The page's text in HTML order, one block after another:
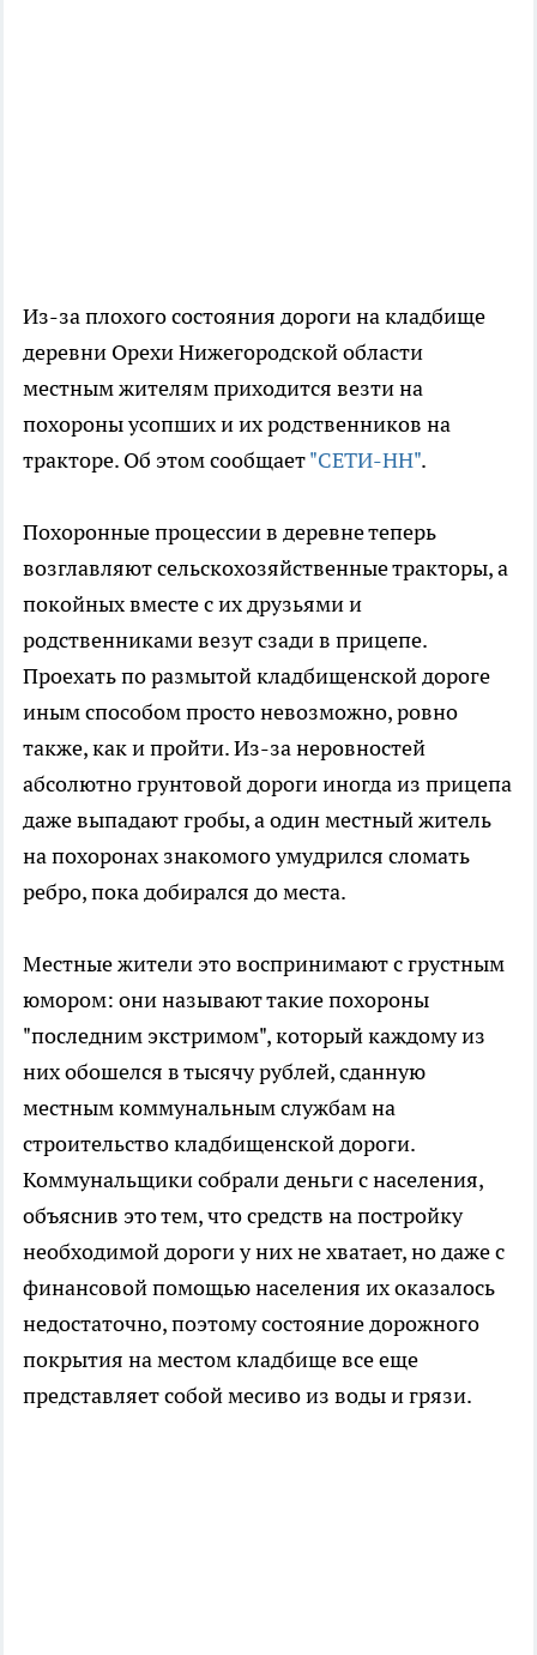
Из-за плохого состояния дороги на кладбище
деревни Орехи Нижегородской области
местным жителям приходится везти на
похороны усопших и их родственников на
тракторе. Об этом сообщает"СЕТИ-НН".
Похоронные процессии в деревне теперь
возглавляют сельскохозяйственные тракторы, а
покойных вместе с их друзьями и
родственниками везут сзади в прицепе.
Проехать по размытой кладбищенской дороге
иным способом просто невозможно, ровно
также, как и пройти. Из-за неровностей
абсолютно грунтовой дороги иногда из прицепа
даже выпадают гробы, а один местный житель
на похоронах знакомого умудрился сломать
ребро, пока добирался до места.
Местные жители это воспринимают с грустным
юмором: они называют такие похороны
"последним экстримом", который каждому из
них обошелся в тысячу рублей, сданную
местным коммунальным службам на
строительство кладбищенской дороги.
Коммунальщики собрали деньги с населения,
объяснив это тем, что средств на постройку
необходимой дороги у них не хватает, но даже с
финансовой помощью населения их оказалось
недостаточно, поэтому состояние дорожного
покрытия на местом кладбище все еще
представляет собой месиво из воды и грязи.